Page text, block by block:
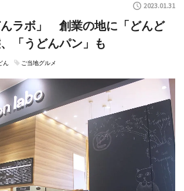
2023.01.31
ラボ」 創業の地に「どんど
「うどんパン」も
ん ご当地グルメ